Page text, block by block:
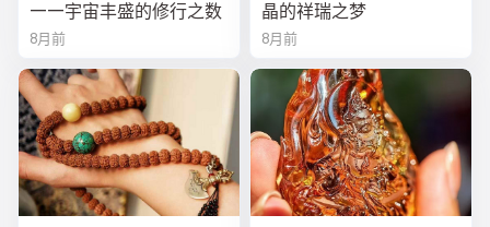
——宇宙丰盛的修行之数
8月前
晶的祥瑞之梦
8月前